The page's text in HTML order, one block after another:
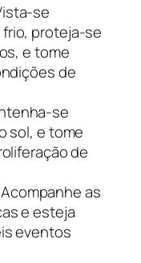
se
proteja-se
e tome
de
se
sol, e tome
de
Acompanhe as
e esteja
eventos